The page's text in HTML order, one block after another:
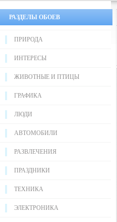
РАЗДЕЛЫ ОБОЕВ
ПРИРОДА
ИНТЕРЕСЫ
ЖИВОТНЫЕ И ПТИЦЫ
ГРАФИКА
ЛЮДИ
АВТОМОБИЛИ
РАЗВЛЕЧЕНИЯ
ПРАЗДНИКИ
ТЕХНИКА
ЭЛЕКТРОНИКА